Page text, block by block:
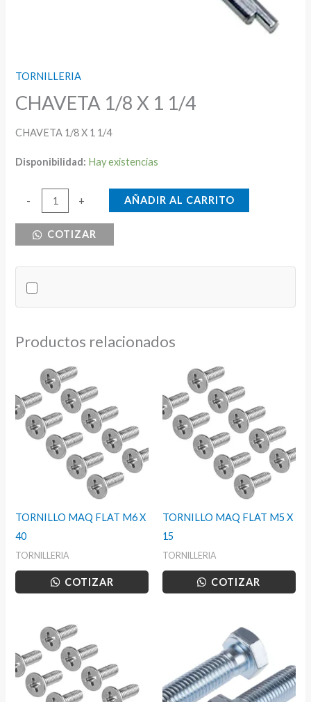
TORNILLERIA
CHAVETA 1/8 X 1 1/4
CHAVETA 1/8 X 1 1/4
Disponibilidad: Hay existencias
-
CHAVETA
cantidad
+ AÑADIR AL CARRITO
COTIZAR
Productos relacionados
TORNILLO MAQ FLAT M6 X
40
TORNILLERIA
COTIZAR
TORNILLO MAQ FLAT M5 X
15
TORNILLERIA
COTIZAR